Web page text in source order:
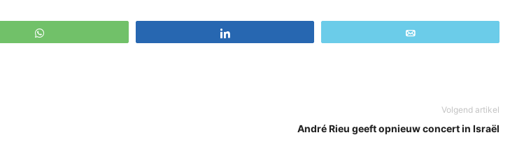
Volgend artikel
André Rieu geeft opnieuw concert in Israël